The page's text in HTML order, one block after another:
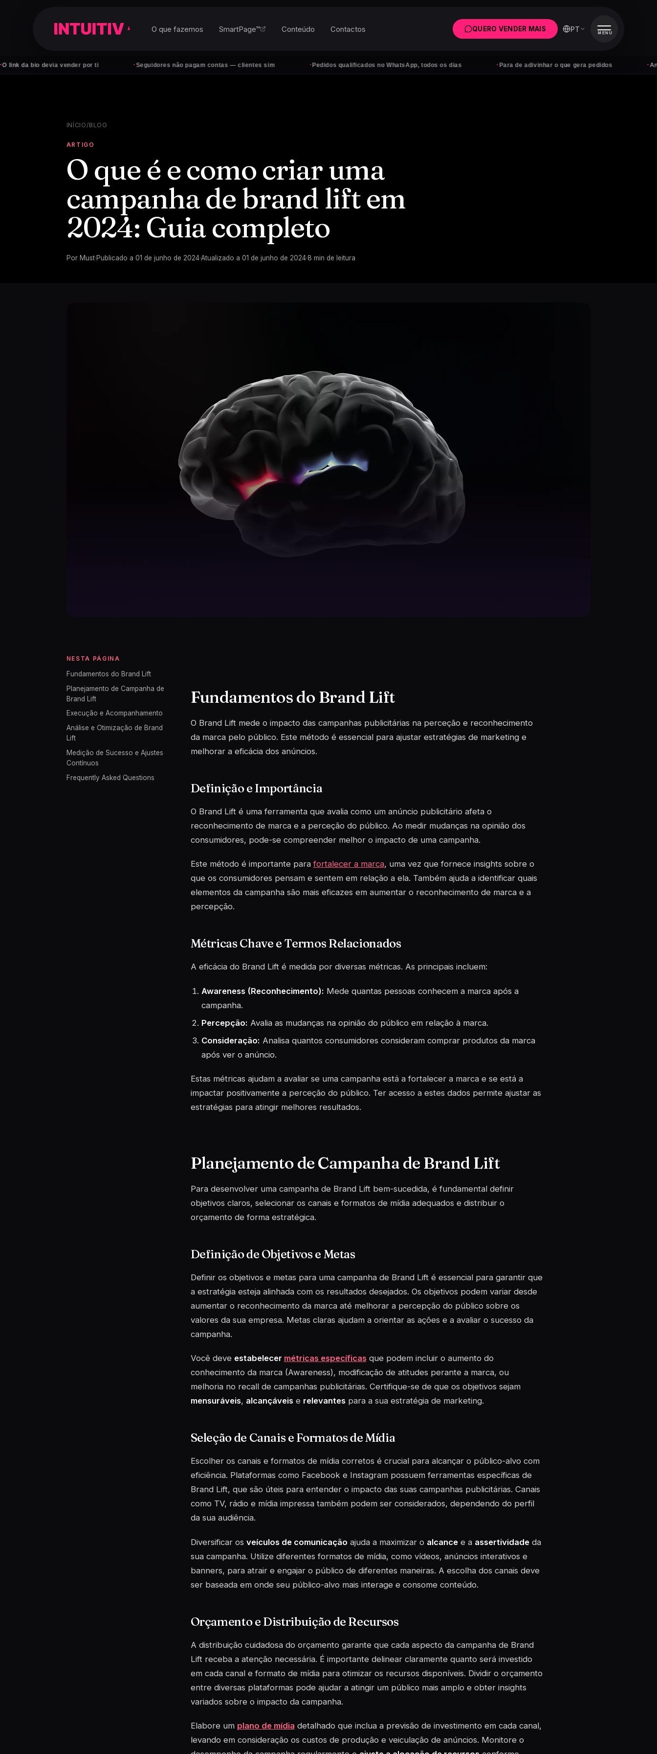
devia vender por ti Seguidores não pagam contas — clientes sim Pedidos qualificados no WhatsApp, todos os dias Para de adivinhar o que gera pedidos Anúncios
O que fazemos SmartPage™ Conteúdo Contactos QUERO VENDER MAIS PT MENU
INÍCIO/BLOG
ARTIGO
O que é e como criar uma
campanha de brand lift em
2024: Guia completo
Por Must·Publicado a 01 de junho de 2024·Atualizado a 01 de junho de 2024·8 min de leitura
NESTA PÁGINA
Fundamentos do Brand Lift
Planejamento de Campanha de
Brand Lift
Execução e Acompanhamento
Análise e Otimização de Brand
Lift
Medição de Sucesso e Ajustes
Contínuos
Frequently Asked Questions
Fundamentos do Brand Lift
O Brand Lift mede o impacto das campanhas publicitárias na perceção e reconhecimento
da marca pelo público. Este método é essencial para ajustar estratégias de marketing e
melhorar a eficácia dos anúncios.
Definição e Importância
O Brand Lift é uma ferramenta que avalia como um anúncio publicitário afeta o
reconhecimento de marca e a perceção do público. Ao medir mudanças na opinião dos
consumidores, pode-se compreender melhor o impacto de uma campanha.
Este método é importante parafortalecer a marca, uma vez que fornece insights sobre o
que os consumidores pensam e sentem em relação a ela. Também ajuda a identificar quais
elementos da campanha são mais eficazes em aumentar o reconhecimento de marcae a
percepção.
Métricas Chave e Termos Relacionados
A eficácia do Brand Lift é medida por diversas métricas. As principais incluem:
Awareness (Reconhecimento): Mede quantas pessoas conhecem a marca após a
campanha.
Percepção: Avalia as mudanças na opinião do público em relação à marca.
Consideração: Analisa quantos consumidores consideram comprar produtos da marca
após ver o anúncio.
Estas métricas ajudam a avaliar se uma campanha está afortalecer a marcae se está a
impactar positivamente a perceção do público. Ter acesso a estes dados permite ajustar as
estratégias para atingir melhores resultados.
Planejamento de Campanha de Brand Lift
Para desenvolver uma campanha de Brand Lift bem-sucedida, é fundamental definir
objetivos claros, selecionar os canais e formatos de mídia adequados e distribuir o
orçamento de forma estratégica.
Definição de Objetivos e Metas
Definir os objetivos e metas para uma campanha de Brand Lift é essencial para garantir que
a estratégia esteja alinhada com os resultados desejados. Os objetivos podem variar desde
aumentar o reconhecimento da marca até melhorar a percepção do público sobre os
valores da sua empresa. Metas claras ajudam a orientar as ações e a avaliar o sucesso da
campanha.
Você deve estabelecer métricas específicasque podem incluir o aumento do
conhecimento da marca (Awareness), modificação de atitudes perante a marca, ou
melhoria no recall de campanhas publicitárias. Certifique-se de que os objetivos sejam
mensuráveis, alcançáveise relevantespara a sua estratégia de marketing.
Seleção de Canais e Formatos de Mídia
Escolher os canais e formatos de mídia corretos é crucial para alcançar o público-alvo com
eficiência. Plataformas como Facebook e Instagram possuem ferramentas específicas de
Brand Lift, que são úteis para entender o impacto das suas campanhas publicitárias. Canais
como TV, rádio e mídia impressa também podem ser considerados, dependendo do perfil
da sua audiência.
Diversificar os veículos de comunicação ajuda a maximizar o alcancee a assertividadeda
sua campanha. Utilize diferentes formatos de mídia, como vídeos, anúncios interativos e
banners, para atrair e engajar o público de diferentes maneiras. A escolha dos canais deve
ser baseada em onde seu público-alvo mais interage e consome conteúdo.
Orçamento e Distribuição de Recursos
A distribuição cuidadosa do orçamento garante que cada aspecto da campanha de Brand
Lift receba a atenção necessária. É importante delinear claramente quanto será investido
em cada canal e formato de mídia para otimizar os recursos disponíveis. Dividir o orçamento
entre diversas plataformas pode ajudar a atingir um público mais amplo e obter insights
variados sobre o impacto da campanha.
Elabore um plano de mídia detalhado que inclua a previsão de investimento em cada canal,
levando em consideração os custos de produção e veiculação de anúncios. Monitore o